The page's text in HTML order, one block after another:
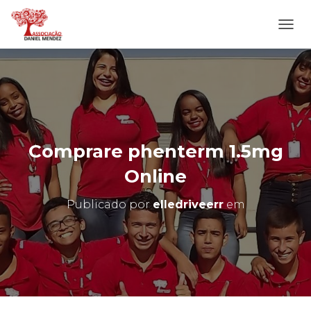
L
T
E
R
N
A
N
A
E
G
O
Comprare phenterm 1.5mg
Online
Publicado por elledriveerrem